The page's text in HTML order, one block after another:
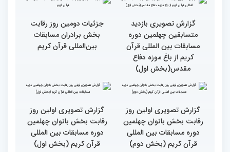
کشی متسابقین بخش
بانوان چهلمین دوره
مسابقات بین المللی قرآن
کریم
متسابقین چهلمین دوره
مسابقات بین المللی قرآن
کریم از باغ موزه دفاع
متسابقین چهلمین دوره
مسابقات بین المللی قرآن
کریم از باغ موزه دفاع
مقدس(بخش اول)
بخش برادران مسابقات
بین‌المللی قرآن کریم